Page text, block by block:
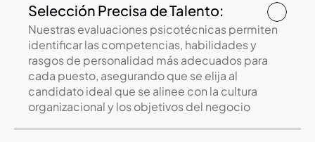
Selección Precisa de Talento:
Nuestras evaluaciones psicotécnicas permiten
identificar las competencias, habilidades y
rasgos de personalidad más adecuados para
cada puesto, asegurando que se elija al
candidato ideal que se alinee con la cultura
organizacional y los objetivos del negocio